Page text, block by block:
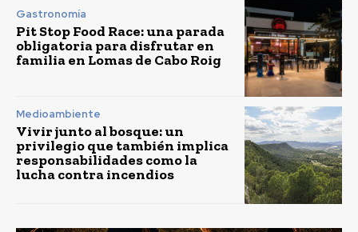
Gastronomía
Pit Stop Food Race: una parada
obligatoria para disfrutar en
familia en Lomas de Cabo Roig
Medioambiente
Vivir junto al bosque: un
privilegio que también implica
responsabilidades como la
lucha contra incendios